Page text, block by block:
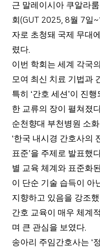
근 말레이시아 쿠알라
회 (GUT 2025, 8월 7일
자로 초청돼 국제 무대
렸다.
이번 학회는 세계 각국
모여 최신 치료 기법과
특히 ‘간호 세션’이 진행
한 교류의 장이 펼쳐졌
순천향대 부천병원 소
‘한국 내시경 간호사의
표준’을 주제로 발표했
별 교육 체계와 표준화
이 단순 기술 습득이 아
지향하고 있음을 강조
간호 교육이 매우 체계
며 큰 관심을 보였다.
송아리 주임간호사는 ‘